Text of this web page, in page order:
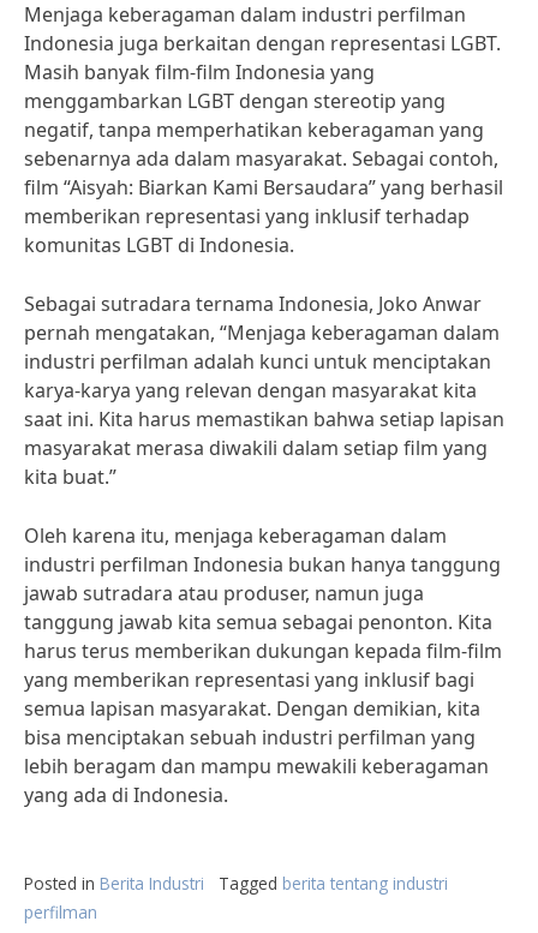
Menjaga keberagaman dalam industri perfilman
Indonesia juga berkaitan dengan representasi LGBT.
Masih banyak film-film Indonesia yang
menggambarkan LGBT dengan stereotip yang
negatif, tanpa memperhatikan keberagaman yang
sebenarnya ada dalam masyarakat. Sebagai contoh,
film “Aisyah: Biarkan Kami Bersaudara” yang berhasil
memberikan representasi yang inklusif terhadap
komunitas LGBT di Indonesia.
Sebagai sutradara ternama Indonesia, Joko Anwar
pernah mengatakan, “Menjaga keberagaman dalam
industri perfilman adalah kunci untuk menciptakan
karya-karya yang relevan dengan masyarakat kita
saat ini. Kita harus memastikan bahwa setiap lapisan
masyarakat merasa diwakili dalam setiap film yang
kita buat.”
Oleh karena itu, menjaga keberagaman dalam
industri perfilman Indonesia bukan hanya tanggung
jawab sutradara atau produser, namun juga
tanggung jawab kita semua sebagai penonton. Kita
harus terus memberikan dukungan kepada film-film
yang memberikan representasi yang inklusif bagi
semua lapisan masyarakat. Dengan demikian, kita
bisa menciptakan sebuah industri perfilman yang
lebih beragam dan mampu mewakili keberagaman
yang ada di Indonesia.
Posted in Berita Industri Tagged berita tentang industri
perfilman